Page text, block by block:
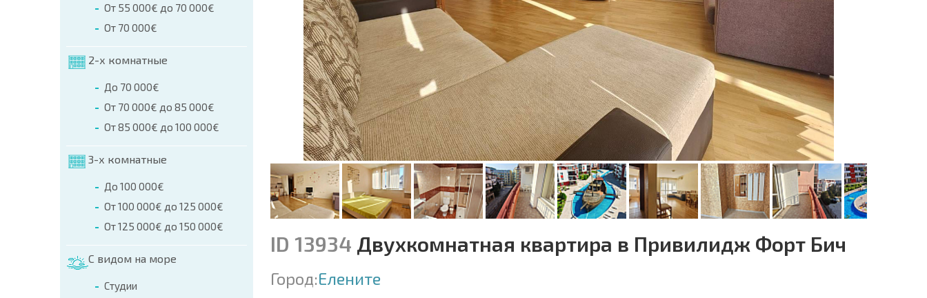
От 55 000€ до 70 000€
От 70 000€
2-х комнатные
До 70 000€
От 70 000€ до 85 000€
От 85 000€ до 100 000€
3-х комнатные
До 100 000€
От 100 000€ до 125 000€
От 125 000€ до 150 000€
С видом на море
Студии
ID 13934 Двухкомнатная квартира в Привилидж Форт Бич
Город:Елените